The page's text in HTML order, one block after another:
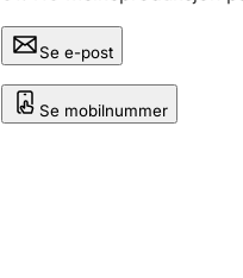
Se e-post
Se mobilnummer